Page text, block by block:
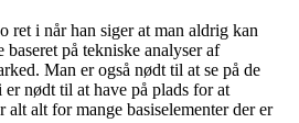
ret i når han siger at man aldrig kan
baseret på tekniske analyser af
Man er også nødt til at se på de
er nødt til at have på plads for at
alt for mange basiselementer der er